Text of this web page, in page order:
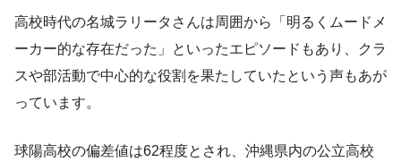
高校時代の名城ラリータさんは周囲から「明るくムードメ
ーカー的な存在だった」といったエピソードもあり、クラ
スや部活動で中心的な役割を果たしていたという声もあが
っています。
球陽高校の偏差値は62程度とされ、沖縄県内の公立高校